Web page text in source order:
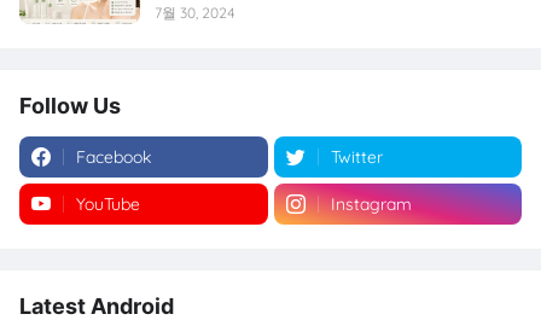
7월 30, 2024
Follow Us
Facebook Twitter
YouTube Instagram
Latest Android